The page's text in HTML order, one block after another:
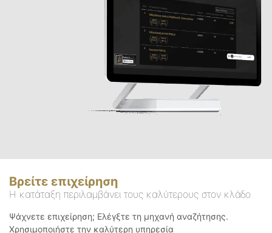
Βρείτε επιχείρηση
Η κατάταξη περιλαμβάνει τους καλύτερους στον κλάδο
Ψάχνετε επιχείρηση; Ελέγξτε τη μηχανή αναζήτησης.
Χρησιμοποιήστε την καλύτερη υπηρεσία